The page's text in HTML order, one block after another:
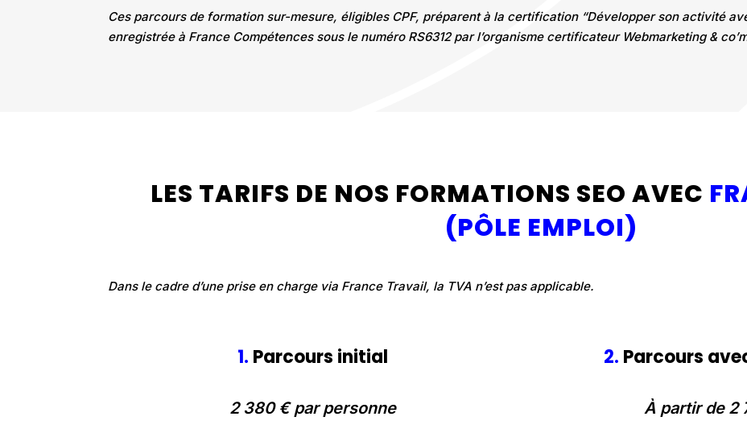
Ces parcours de formation sur-mesure, éligibles CPF, préparent à la certification “Développer son activité
enregistrée à France Compétences sous le numéro RS6312 par l’organisme certificateur Webmarketing &
LES TARIFS DE NOS FORMATIONS SEO AVEC
(PÔLE EMPLOI)
Dans le cadre d’une prise en charge via France Travail, la TVA n’est pas applicable.
1. Parcours initial
2 380 € par personne
2. Parcours
À partir de 2